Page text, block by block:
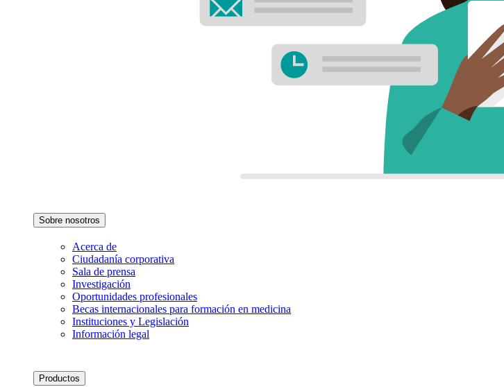
Sobre nosotros
Acerca de
Ciudadanía corporativa
Sala de prensa
Investigación
Oportunidades profesionales
Becas internacionales para formación en medicina
Instituciones y Legislación
Información legal
Productos